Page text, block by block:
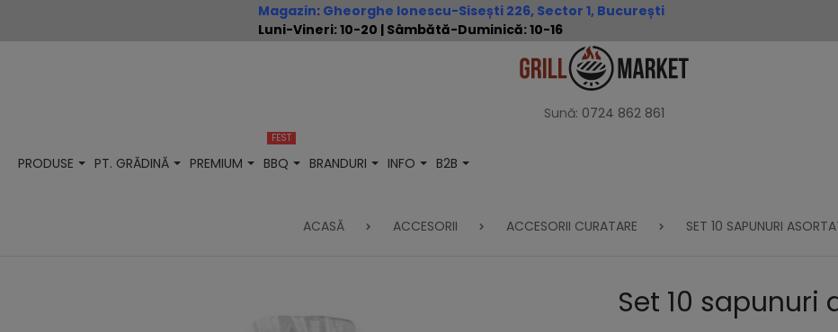
Magazin: Gheorghe Ionescu-Sisești 226, Sector 1, București
Luni-Vineri: 10-20 | Sâmbătă-Duminică: 10-16
Sună: 0724 862 861
PRODUSE PT. GRĂDINĂ PREMIUM BBQ
FEST
BRANDURI INFO
B2B
ACASĂ ACCESORII ACCESORII CURATARE SET 10 SAPUNURI
Set 10 sapunuri